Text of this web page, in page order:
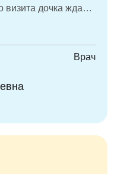
дочка ждала,
зубки. Очень
Врач